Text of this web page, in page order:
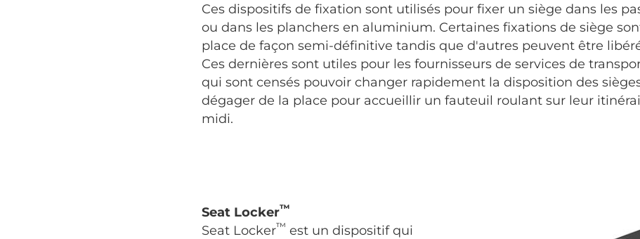
Ces dispositifs de fixation sont utilisés pour fixer un siège dans les
ou dans les planchers en aluminium. Certaines fixations de siège
place de façon semi-définitive tandis que d'autres peuvent être
Ces dernières sont utiles pour les fournisseurs de services de
qui sont censés pouvoir changer rapidement la disposition des
dégager de la place pour accueillir un fauteuil roulant sur leur
midi.
Seat Locker™
Seat Locker™ est un dispositif qui